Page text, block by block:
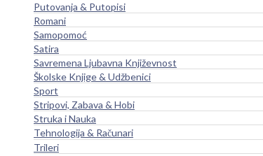
Putovanja & Putopisi
Romani
Samopomoć
Satira
Savremena Ljubavna Književnost
Školske Knjige & Udžbenici
Sport
Stripovi, Zabava & Hobi
Struka i Nauka
Tehnologija & Računari
Trileri